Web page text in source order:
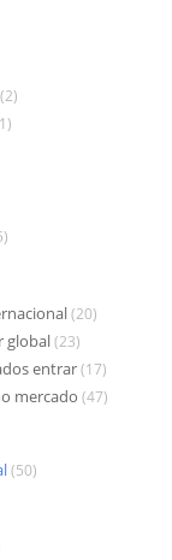
(2)
(20)
global(23)
entrar(17)
mercado (47)
(50)